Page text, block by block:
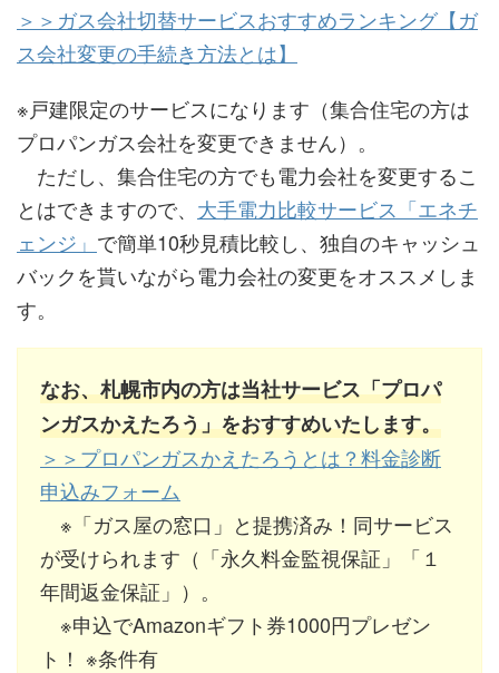
＞＞ガス会社切替サービスおすすめランキング【ガ
ス会社変更の手続き方法とは】
※戸建限定のサービスになります（集合住宅の方は
プロパンガス会社を変更できません）。
ただし、集合住宅の方でも電力会社を変更するこ
とはできますので、 大手電力比較サービス「エネチ
ェンジ」 で簡単10秒見積比較し、独自のキャッシュ
バックを貰いながら電力会社の変更をオススメしま
す。
なお、札幌市内の方は当社サービス「プロパ
ンガスかえたろう」をおすすめいたします。
＞＞プロパンガスかえたろうとは？料金診断
申込みフォーム
※「ガス屋の窓口」と提携済み！同サービス
が受けられます（「永久料金監視保証」「１
年間返金保証」）。
※申込でAmazonギフト券1000円プレゼン
ト！ ※条件有